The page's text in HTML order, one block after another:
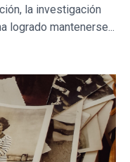
la investigación
logrado mantenerse...